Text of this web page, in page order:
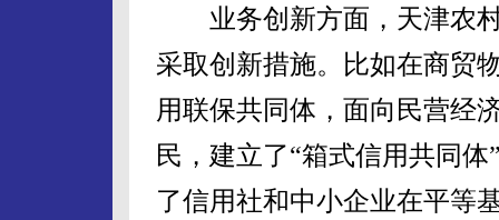
业务创新方面，天津农村
采取创新措施。比如在商贸
用联保共同体，面向民营经
民，建立了“箱式信用共同
了信用社和中小企业在平等